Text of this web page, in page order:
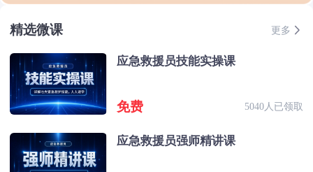
精选微课 更多
应急救援员技能实操课
免费 5040人已领取
应急救援员强师精讲课